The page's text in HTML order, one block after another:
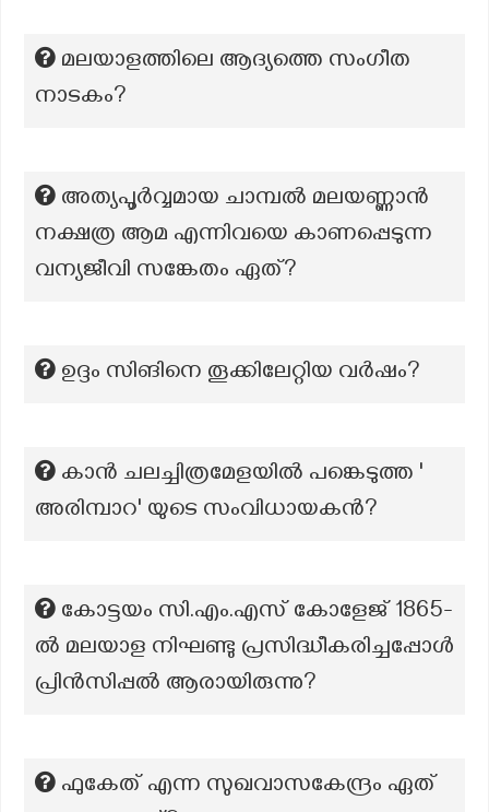
മലയാളത്തിലെ ആദ്യത്തെ സംഗീത
നാടകം?
അത്യപൂർവ്വമായ ചാമ്പൽ മലയണ്ണാൻ
നക്ഷത്ര ആമ എന്നിവയെ കാണപ്പെടുന്ന
വന്യജീവി സങ്കേതം ഏത്?
ഉദ്ദം സിങിനെ തൂക്കിലേറ്റിയ വർഷം?
കാന്‍ ചലച്ചിത്രമേളയില്‍ പങ്കെടുത്ത '
അരിമ്പാറ' യുടെ സംവിധായകന്‍?
കോട്ടയം സി.എം.എസ് കോളേജ് 1865-
ൽ മലയാള നിഘണ്ടു പ്രസിദ്ധീകരിച്ചപ്പോൾ
പ്രിൻസിപ്പൽ ആരായിരുന്നു?
ഫുകേത് എന്ന സുഖവാസകേന്ദ്രം ഏത്